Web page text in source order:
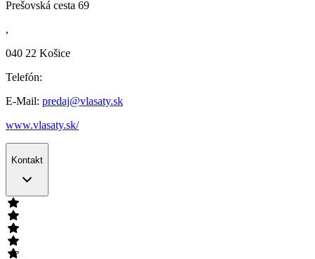
Prešovská cesta 69
,
040 22 Košice
Telefón:
E-Mail: predaj@vlasaty.sk
www.vlasaty.sk/
Kontakt